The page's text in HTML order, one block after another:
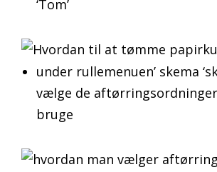
‘Tom’
under rullemenuen’ skema
vælge de
bruge